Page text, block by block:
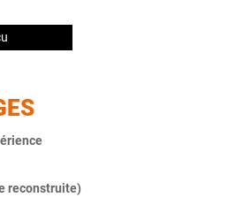
reconstruite)